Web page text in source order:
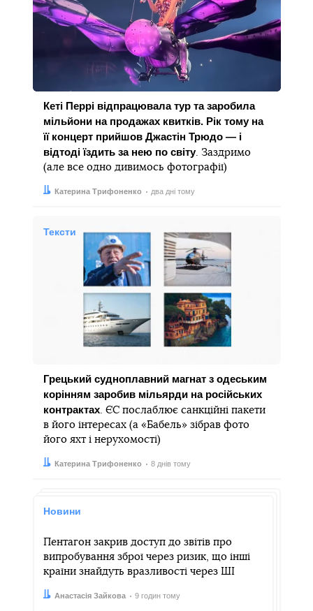
Кеті Перрі відпрацювала тур та заробила
мільйони на продажах квитків. Рік тому на
її концерт прийшов Джастін Трюдо — і
відтоді їздить за нею по світу. Заздримо
(але все одно дивимось фотографії)
Автор:
Катерина Трифоненко
Дата: два дні тому
Тексти
Грецький судноплавний магнат з одеським
корінням заробив мільярди на російських
контрактах. ЄС послаблює санкційні пакети
в його інтересах (а «Бабель» зібрав фото
його яхт і нерухомості)
Автор:
Катерина Трифоненко
Дата: 8 днів тому
Новини
Пентагон закрив доступ до звітів про
випробування зброї через ризик, що інші
країни знайдуть вразливості через ШІ
Автор:Анастасія Зайкова
Дата: 9 годин тому